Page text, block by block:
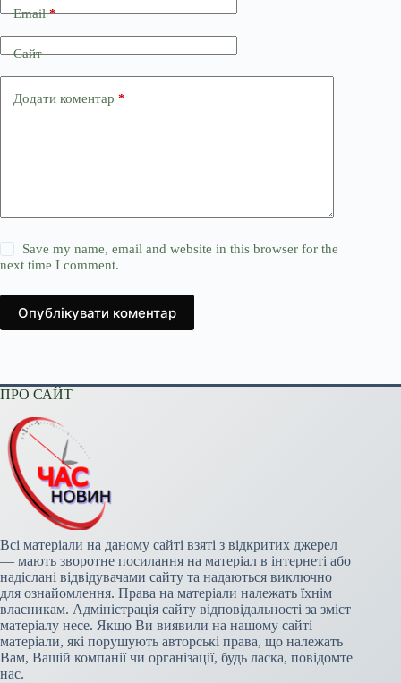
Email*
Сайт
Додати коментар *
Save my name, email and website in this browser for the
next time I comment.
Опублікувати коментар
ПРО САЙТ
Всі матеріали на даному сайті взяті з відкритих джерел
— мають зворотне посилання на матеріал в інтернеті або
надіслані відвідувачами сайту та надаються виключно
для ознайомлення. Права на матеріали належать їхнім
власникам. Адміністрація сайту відповідальності за зміст
матеріалу несе. Якщо Ви виявили на нашому сайті
матеріали, які порушують авторські права, що належать
Вам, Вашій компанії чи організації, будь ласка, повідомте
нас.